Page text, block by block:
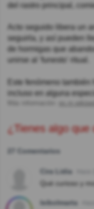
del rastro principal,
Acto seguido libera un
seguirla, y así pueden
de hormigas que
unirse al 'funesto' ritual.
Este fenómeno
incluso en alguna
¿Tienes algo que
27 Comentarios
Cira Lidia
Qué curioso y
leibolmarta